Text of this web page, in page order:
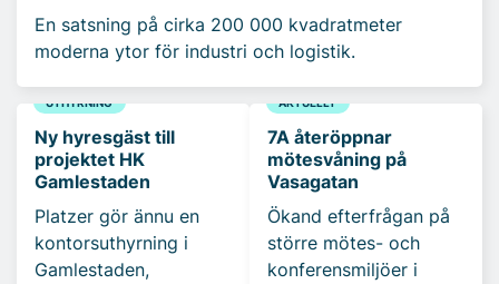
En satsning på cirka 200 000 kvadratmeter
moderna ytor för industri och logistik.
UTHYRNING
Ny hyresgäst till
projektet HK
Gamlestaden
Platzer gör ännu en
kontorsuthyrning i
Gamlestaden,
AKTUELLT
7A återöppnar
mötesvåning på
Vasagatan
Ökand efterfrågan på
större mötes- och
konferensmiljöer i